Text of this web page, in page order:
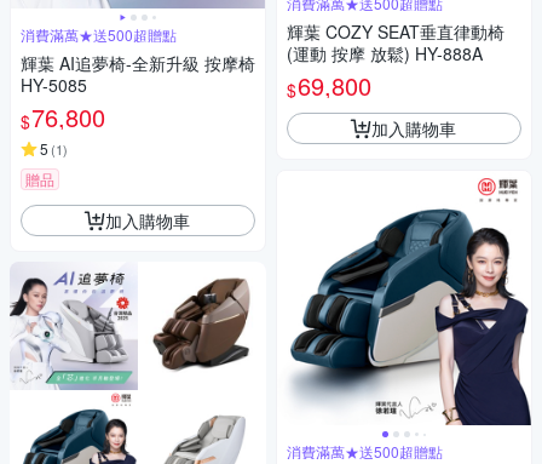
消費滿萬★送500超贈點
輝葉 AI追夢椅-全新升級 按摩椅
HY-5085
$76,800
5 (1)
贈品
加入購物車
輝葉 COZY SEAT垂直律動椅
(運動 按摩 放鬆) HY-888A
$69,800
加入購物車
消費滿萬★送500超贈點